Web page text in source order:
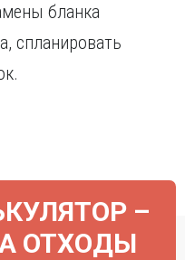
бланка
спланировать
–
ОТХОДЫ